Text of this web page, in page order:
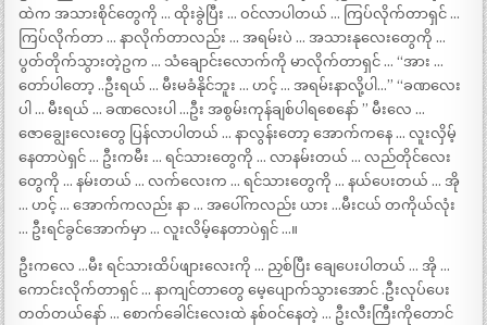
ထဲက အသားစိုင်တွေကို … ထိုးခွဲပြီး … ဝင်လာပါတယ် … ကြပ်လိုက်တာရှင် …
ကြပ်လိုက်တာ … နာလိုက်တာလည်း … အရမ်းပဲ … အသားနုလေးတွေကို …
ပွတ်တိုက်သွားတဲ့ဥက … သံချောင်းလောက်ကို မာလိုက်တာရှင် … “အား …
တော်ပါတော့ ..ဦးရယ် … မီးမခံနိုင်ဘူး … ဟင့် … အရမ်းနာလို့ပါ…” “ခဏလေး
ပါ … မီးရယ် … ခဏလေးပါ …ဦး အစွမ်းကုန်ချစ်ပါရစေနော် ” မီးလေ …
ဇောချွေးလေးတွေ ပြန်လာပါတယ် … နာလွန်းတော့ အောက်ကနေ … လူးလှိမ့်
နေတာပဲရှင် … ဦးကမီး … ရင်သားတွေကို … လာနမ်းတယ် … လည်တိုင်လေး
တွေကို … နမ်းတယ် … လက်လေးက … ရင်သားတွေကို … နယ်ပေးတယ် … အို
… ဟင့် … အောက်ကလည်း နာ … အပေါ်ကလည်း ယား …မီးငယ် တကိုယ်လုံး
… ဦးရင်ခွင်အောက်မှာ … လူးလိမ့်နေတာပဲရှင် …။
ဦးကလေ …မီး ရင်သားထိပ်ဖျားလေးကို … ညှစ်ပြီး ချေပေးပါတယ် … အို …
ကောင်းလိုက်တာရှင် … နာကျင်တာတွေ မေ့ပျောက်သွားအောင် .ဦးလုပ်ပေး
တတ်တယ်နော် … စောက်ခေါင်းလေးထဲ နစ်ဝင်နေတဲ့ … ဦးလီးကြီးကိုတောင်